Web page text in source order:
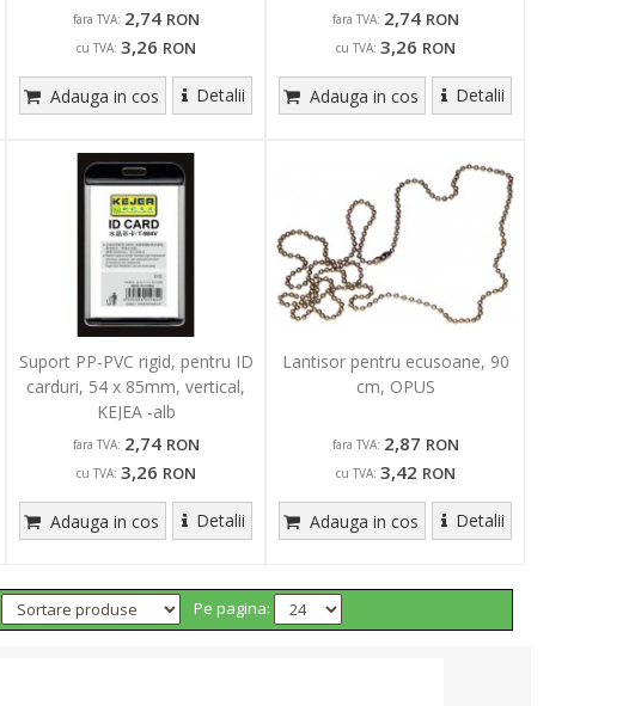
fara TVA: 2,74 RON
cu TVA: 3,26 RON
Adauga in cos Detalii
fara TVA: 2,74 RON
cu TVA: 3,26 RON
Adauga in cos Detalii
Suport PP-PVC rigid, pentru ID
carduri, 54 x 85mm, vertical,
KEJEA -alb
fara TVA: 2,74 RON
cu TVA: 3,26 RON
Adauga in cos Detalii
Lantisor pentru ecusoane, 90
cm, OPUS
fara TVA: 2,87 RON
cu TVA: 3,42 RON
Adauga in cos Detalii
Pe pagina: